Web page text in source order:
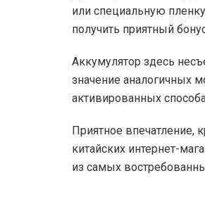
или специальную
получить приятный
Аккумулятор здесь
значение аналогичных
активированных
Приятное впечатление,
китайских интернет-
из самых